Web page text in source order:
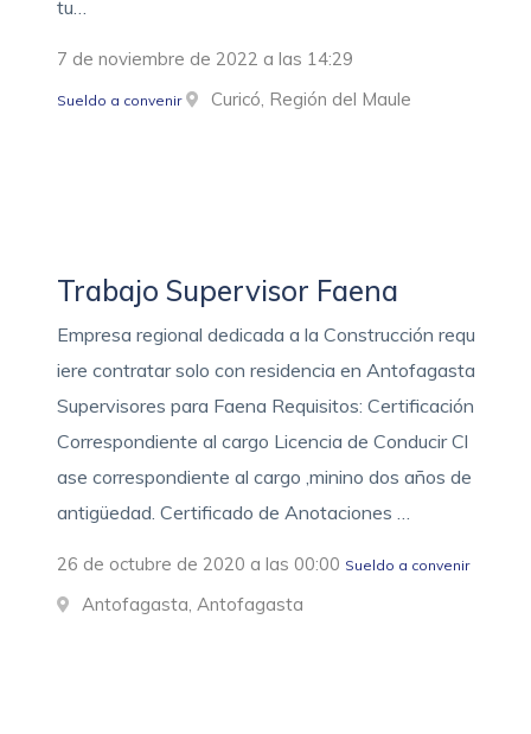
tu…
7 de noviembre de 2022 a las 14:29
Sueldo a convenir Curicó, Región del Maule
Trabajo Supervisor Faena
Empresa regional dedicada a la Construcción requ
iere contratar solo con residencia en Antofagasta
Supervisores para Faena Requisitos: Certificación
Correspondiente al cargo Licencia de Conducir Cl
ase correspondiente al cargo ,minino dos años de
antigüedad. Certificado de Anotaciones …
26 de octubre de 2020 a las 00:00 Sueldo a convenir
Antofagasta, Antofagasta